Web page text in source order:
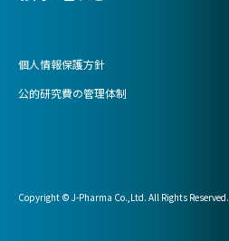
個人情報保護方針
公的研究費の管理体制
Copyright © J-Pharma Co.,Ltd. All Rights Reserved.